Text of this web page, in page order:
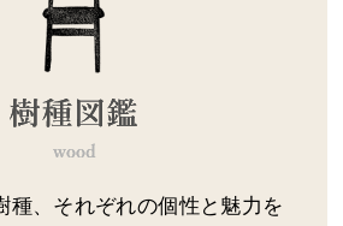
種、それぞれの個性と魅力を